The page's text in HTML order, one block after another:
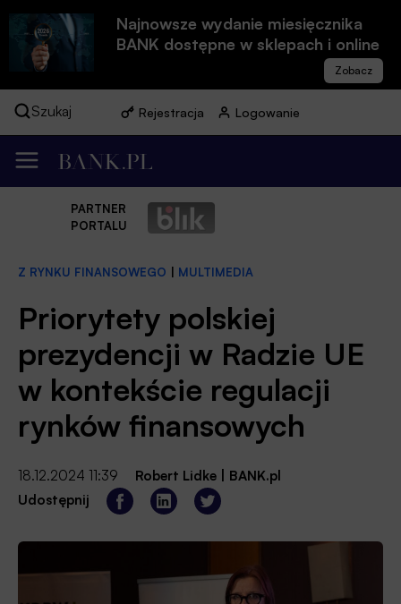
Najnowsze wydanie miesięcznika
BANK dostępne w sklepach i online
Szukaj Rejestracja Logowanie
PARTNER
PORTALU
Z RYNKU FINANSOWEGO MULTIMEDIA
Priorytety polskiej
prezydencji w Radzie UE
w kontekście regulacji
rynków finansowych
18.12.2024 11:39 Robert Lidke
BANK.pl
Udostępnij